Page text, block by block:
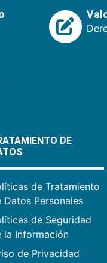
DE
de Tratamiento
Datos Personales
de Seguridad
la Información
de Privacidad